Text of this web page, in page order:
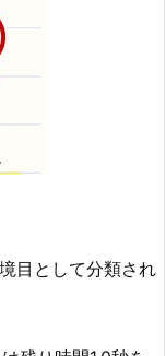
目として分類され